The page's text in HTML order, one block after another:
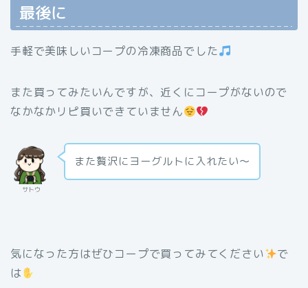
最後に
手軽で美味しいコープの冷凍商品でした
また買ってみたいんですが、近くにコープがないので
なかなかリピ買いできていません
サトウ
また贅沢にヨーグルトに入れたい～
気になった方はぜひコープで買ってみてください
で
は